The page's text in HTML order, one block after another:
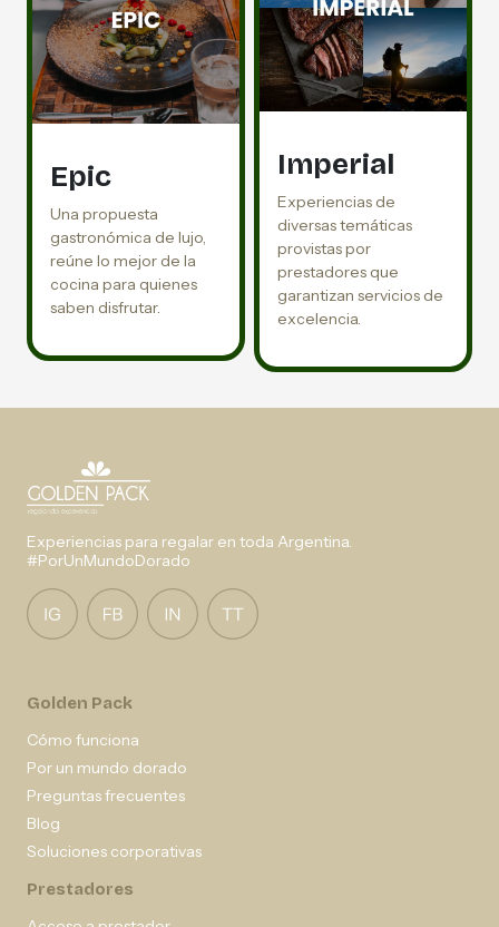
Epic
Una propuesta
gastronómica de lujo,
reúne lo mejor de la
cocina para quienes
saben disfrutar.
Imperial
Experiencias de
diversas temáticas
provistas por
prestadores que
garantizan servicios de
excelencia.
Experiencias para regalar en toda Argentina.
#PorUnMundoDorado
Golden Pack
Cómo funciona
Por un mundo dorado
Preguntas frecuentes
Blog
Soluciones corporativas
Prestadores